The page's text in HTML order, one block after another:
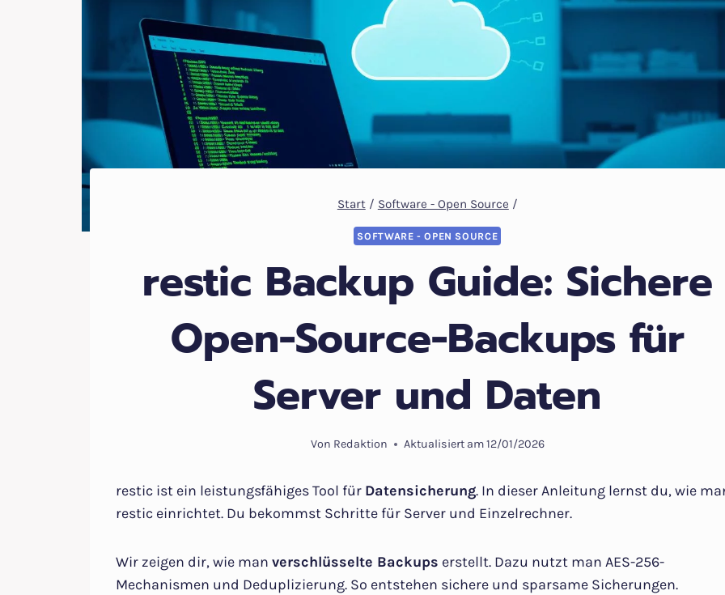
Start / Software - Open Source /
SOFTWARE - OPEN SOURCE
restic Backup Guide: Sichere
Open-Source-Backups für
Server und Daten
Von Redaktion Aktualisiert am12/01/2026
restic ist ein leistungsfähiges Tool für Datensicherung. In dieser Anleitung lernst du, wie
restic einrichtet. Du bekommst Schritte für Server und Einzelrechner.
Wir zeigen dir, wie man verschlüsselte Backups erstellt. Dazu nutzt man AES-256-
Mechanismen und Deduplizierung. So entstehen sichere und sparsame Sicherungen.